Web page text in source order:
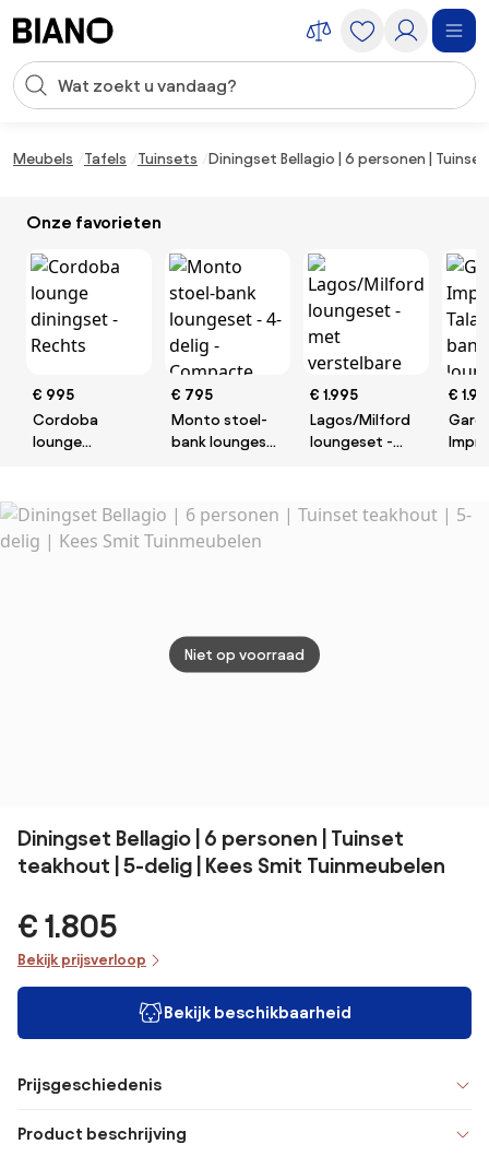
Zoekopdracht invoeren
Meubels Tafels Tuinsets Diningset Bellagio | 6 personen |
Onze favorieten
€ 995
Cordoba
lounge
€ 795
Monto stoel-
bank loungeset
loungeset
€ 1.995
Lagos/Milford
loungeset -
tafel - links &
€
5-
Niet op voorraad
Diningset Bellagio | 6 personen | Tuinset
teakhout | 5-delig | Kees Smit Tuinmeubelen
€ 1.805
Bekijk prijsverloop
Bekijk beschikbaarheid
Prijsgeschiedenis
Product beschrijving